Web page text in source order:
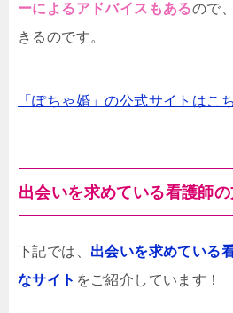
ーによるアドバイスもあるので
きるのです。
「ぽちゃ婚」の公式サイトはこ
出会いを求めている看護師の
下記では、 出会いを求めている
なサイト をご紹介しています！